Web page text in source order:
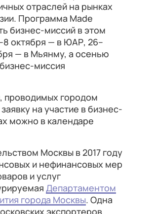
отраслей на рынках
Программа Made
бизнес-миссий в этом
октября — в ЮАР, 26–
— в Мьянму, а осенью
миссия
проводимых городом
на участие в бизнес-
можно в календаре
Москвы в 2017 году
и нефинансовых мер
и услуг
Департаментом
города Москвы. Одна
экспортеров